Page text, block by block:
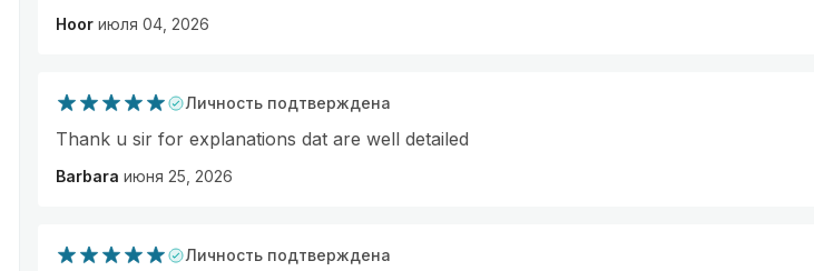
Hoor июля 04, 2026
Личность подтверждена
Thank u sir for explanations dat are well detailed
Barbara июня 25, 2026
Личность подтверждена